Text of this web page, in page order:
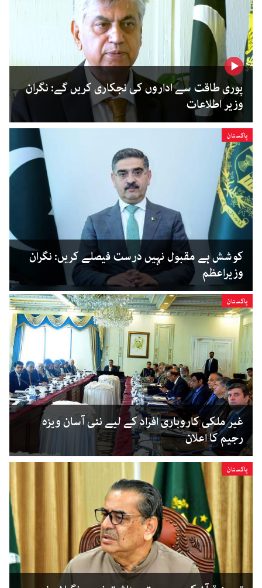
پوری طاقت سے اداروں کی نجکاری کریں گے: نگران
وزیر اطلاعات
پاکستان
کوشش ہے مقبول نہیں درست فیصلے کریں: نگران
وزیراعظم
پاکستان
غیر ملکی کاروباری افراد کے لیے نئی آسان ویزہ
رجیم کا اعلان
پاکستان